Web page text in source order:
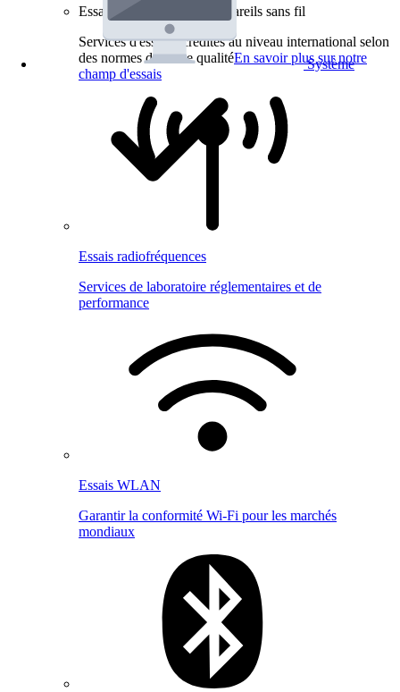
Système
Essais de produits pour appareils sans fil
Services d'essai accrédités au niveau international selon
des normes de haute qualitéEn savoir plus sur notre
champ d'essais
Essais radiofréquences
Services de laboratoire réglementaires et de
performance
Essais WLAN
Garantir la conformité Wi-Fi pour les marchés
mondiaux